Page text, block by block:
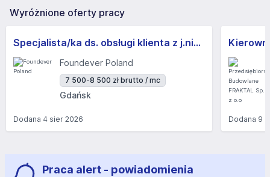
Wyróżnione oferty pracy
Specjalista/ka ds. obsługi klienta z j.niemieckim
Foundever Poland
7 500-8 500 zł brutto / mc
Gdańsk
Dodana 4 sier 2026 Dodana 9
Praca alert - powiadomienia